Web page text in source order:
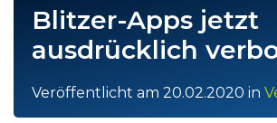
Blitzer-Apps jetzt
ausdrücklich
Veröffentlicht am 20.02.2020 in